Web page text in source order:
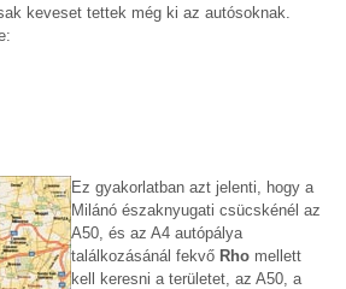
keveset tettek még ki az autósoknak.
Ez gyakorlatban azt jelenti, hogy a
Milánó északnyugati csücskénél az
A50, és az A4 autópálya
találkozásánál fekvő Rho mellett
kell keresni a területet, az A50, a